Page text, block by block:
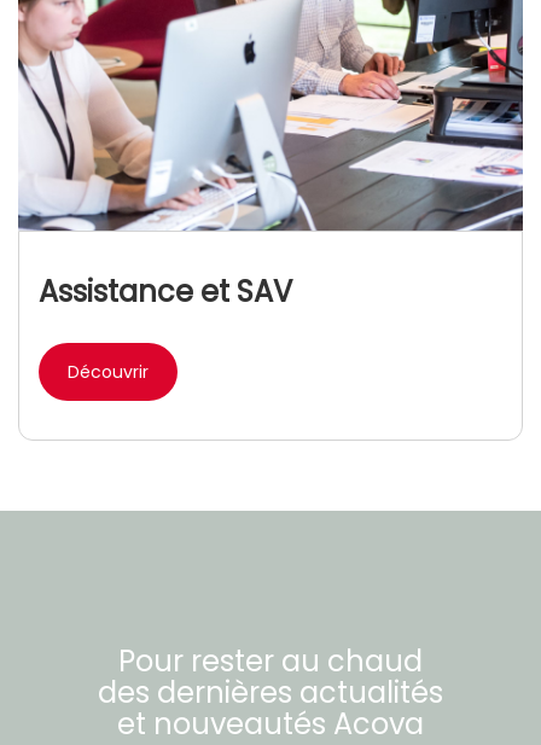
Assistance et SAV
Découvrir
Pour rester au chaud
des dernières actualités
et nouveautés Acova